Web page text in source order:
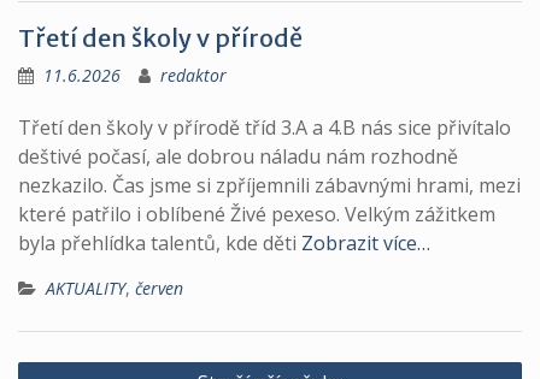
Třetí den školy v přírodě
11.6.2026 redaktor
Třetí den školy v přírodě tříd 3.A a 4.B nás sice přivítalo
deštivé počasí, ale dobrou náladu nám rozhodně
nezkazilo. Čas jsme si zpříjemnili zábavnými hrami, mezi
které patřilo i oblíbené Živé pexeso. Velkým zážitkem
byla přehlídka talentů, kde děti Zobrazit více…
AKTUALITY, červen
Navigace